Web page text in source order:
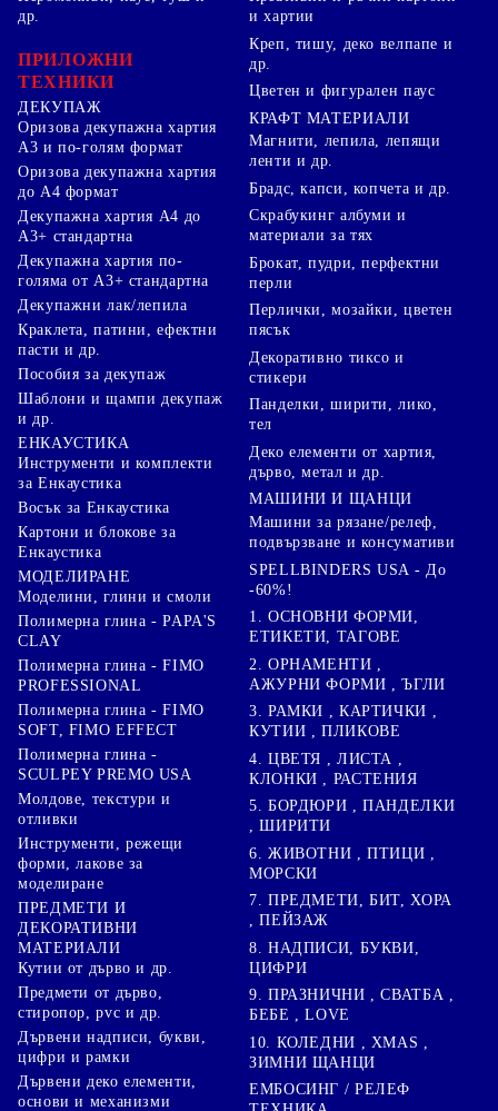
др.
ПРИЛОЖНИ
ТЕХНИКИ
ДЕКУПАЖ
Оризова декупажна хартия
А3 и по-голям формат
Оризова декупажна хартия
до А4 формат
Декупажна хартия А4 до
А3+ стандартна
Декупажна хартия по-
голяма от А3+ стандартна
Декупажни лак/лепила
Краклета, патини, ефектни
пасти и др.
Пособия за декупаж
Шаблони и щампи декупаж
и др.
ЕНКАУСТИКА
Инструменти и комплекти
за Енкаустика
Восък за Енкаустика
Картони и блокове за
Енкаустика
МОДЕЛИРАНЕ
Моделини, глини и смоли
Полимерна глина - PAPA'S
CLAY
Полимерна глина - FIMO
PROFESSIONAL
Полимерна глина - FIMO
SOFT, FIMO EFFECT
Полимерна глина -
SCULPEY PREMO USA
Молдове, текстури и
отливки
Инструменти, режещи
форми, лакове за
моделиране
ПРЕДМЕТИ И
ДЕКОРАТИВНИ
МАТЕРИАЛИ
Кутии от дърво и др.
Предмети от дърво,
стиропор, pvc и др.
Дървени надписи, букви,
цифри и рамки
Дървени деко елементи,
основи и механизми
и хартии
Креп, тишу, деко велпапе и
др.
Цветен и фигурален паус
КРАФТ МАТЕРИАЛИ
Магнити, лепила, лепящи
ленти и др.
Брадс, капси, копчета и др.
Скрабукинг албуми и
материали за тях
Брокат, пудри, перфектни
перли
Перлички, мозайки, цветен
пясък
Декоративно тиксо и
стикери
Панделки, ширити, лико,
тел
Деко елементи от хартия,
дърво, метал и др.
МАШИНИ И ЩАНЦИ
Машини за рязане/релеф,
подвързване и консумативи
SPELLBINDERS USA - До
-60%!
1. ОСНОВНИ ФОРМИ,
ЕТИКЕТИ, ТАГОВЕ
2. ОРНАМЕНТИ ,
АЖУРНИ ФОРМИ , ЪГЛИ
3. РАМКИ , КАРТИЧКИ ,
КУТИИ , ПЛИКОВЕ
4. ЦВЕТЯ , ЛИСТА ,
КЛОНКИ , РАСТЕНИЯ
5. БОРДЮРИ , ПАНДЕЛКИ
, ШИРИТИ
6. ЖИВОТНИ , ПТИЦИ ,
МОРСКИ
7. ПРЕДМЕТИ, БИТ, ХОРА
, ПЕЙЗАЖ
8. НАДПИСИ, БУКВИ,
ЦИФРИ
9. ПРАЗНИЧНИ , СВАТБА ,
БЕБЕ , LOVE
10. КОЛЕДНИ , XMAS ,
ЗИМНИ ЩАНЦИ
ЕМБОСИНГ / РЕЛЕФ